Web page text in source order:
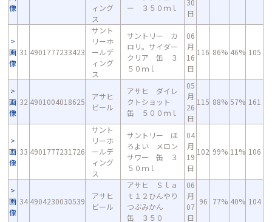
像
ィング
ス
ー ３５０ｍｌ
30
日
画
像
31 4901777233423
サント
リーホ
ールデ
ィング
ス
サントリー カ
ロリ。サイダー
クリア 缶 ３
５０ｍｌ
06
月
16
日
116 86% 46% 105
画
像
32 4901004018625
アサヒ
ビール
アサヒ ダイレ
クトショット
缶 ５００ｍｌ
05
月
26
日
115 88% 57% 161
画
像
33 4901777231726
サント
リーホ
ールデ
ィング
ス
サントリー ほ
ろよい メロン
サワー 缶 ３
５０ｍｌ
04
月
19
日
102 99% 11% 106
画
像
34 4904230030539
アサヒ
ビール
アサヒ Ｓｌａ
ｔ１２ひんやり
つぶみかん
缶 ３５０
06
月
07
日
96 77% 40% 104